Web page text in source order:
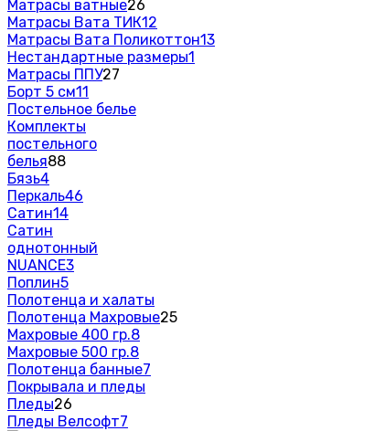
Матрасы ватные26
Матрасы Вата ТИК12
Матрасы Вата Поликоттон13
Нестандартные размеры1
Матрасы ППУ27
Борт 5 см11
Постельное белье
Комплекты
постельного
белья88
Бязь4
Перкаль46
Сатин14
Сатин
однотонный
NUANCE3
Поплин5
Полотенца и халаты
Полотенца Махровые25
Махровые 400 гр.8
Махровые 500 гр.8
Полотенца банные7
Покрывала и пледы
Пледы26
Пледы Велсофт7